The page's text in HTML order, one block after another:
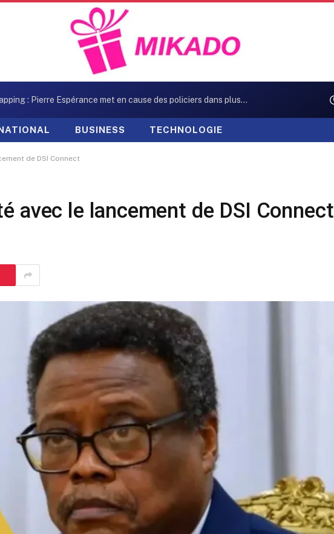
Kidnapping : Pierre Espérance met en cause des policiers dans plusieurs enlèvements
BUSINESS TECHNOLOGIE
de DSI Connect
avec le lancement de DSI Connect